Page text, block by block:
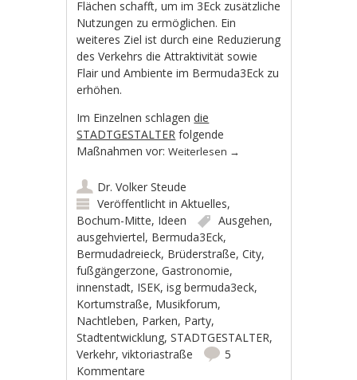
Flächen schafft, um im 3Eck zusätzliche
Nutzungen zu ermöglichen. Ein
weiteres Ziel ist durch eine Reduzierung
des Verkehrs die Attraktivität sowie
Flair und Ambiente im Bermuda3Eck zu
erhöhen.
Im Einzelnen schlagendie
STADTGESTALTER folgende
Maßnahmen vor:Weiterlesen →
Dr. Volker Steude
Veröffentlicht inAktuelles,
Bochum-Mitte, Ideen Ausgehen,
ausgehviertel, Bermuda3Eck,
Bermudadreieck, Brüderstraße,City,
fußgängerzone,Gastronomie,
innenstadt, ISEK,isg bermuda3eck,
Kortumstraße, Musikforum,
Nachtleben, Parken, Party,
Stadtentwicklung,STADTGESTALTER,
Verkehr,viktoriastraße
5
Kommentare